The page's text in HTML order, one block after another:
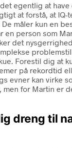
egentlig at have
at forstå, at IQ-
måler kun en
en person som
det
Forestil dig at
på rekordtid
evner kan virke
men for Martin er
dreng til